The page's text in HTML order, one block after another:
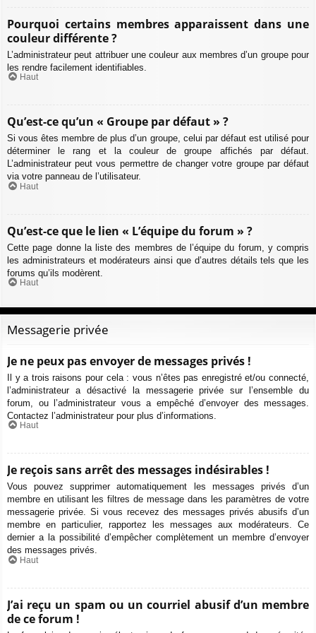
Pourquoi certains membres apparaissent dans une
couleur différente ?
L’administrateur peut attribuer une couleur aux membres d’un groupe pour
les rendre facilement identifiables.
Haut
Qu’est-ce qu’un « Groupe par défaut » ?
Si vous êtes membre de plus d’un groupe, celui par défaut est utilisé pour
déterminer le rang et la couleur de groupe affichés par défaut.
L’administrateur peut vous permettre de changer votre groupe par défaut
via votre panneau de l’utilisateur.
Haut
Qu’est-ce que le lien « L’équipe du forum » ?
Cette page donne la liste des membres de l’équipe du forum, y compris
les administrateurs et modérateurs ainsi que d’autres détails tels que les
forums qu’ils modèrent.
Haut
Messagerie privée
Je ne peux pas envoyer de messages privés !
Il y a trois raisons pour cela : vous n’êtes pas enregistré et/ou connecté,
l’administrateur a désactivé la messagerie privée sur l’ensemble du
forum, ou l’administrateur vous a empêché d’envoyer des messages.
Contactez l’administrateur pour plus d’informations.
Haut
Je reçois sans arrêt des messages indésirables !
Vous pouvez supprimer automatiquement les messages privés d’un
membre en utilisant les filtres de message dans les paramètres de votre
messagerie privée. Si vous recevez des messages privés abusifs d’un
membre en particulier, rapportez les messages aux modérateurs. Ce
dernier a la possibilité d’empêcher complètement un membre d’envoyer
des messages privés.
Haut
J’ai reçu un spam ou un courriel abusif d’un membre
de ce forum !